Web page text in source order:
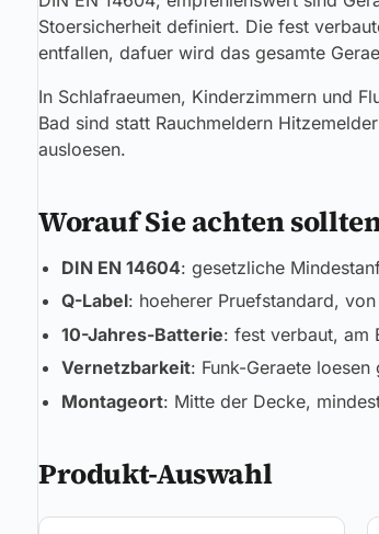
Stoersicherheit definiert. Die fest
entfallen, dafuer wird das gesamte
In Schlafraeumen, Kinderzimmern und
Bad sind statt Rauchmeldern
ausloesen.
Worauf Sie achten
DIN EN 14604: gesetzliche
Q-Label: hoeherer Pruefstandard,
10-Jahres-Batterie: fest verbaut, am
Vernetzbarkeit: Funk-Geraete
Montageort: Mitte der Decke,
Produkt-Auswahl